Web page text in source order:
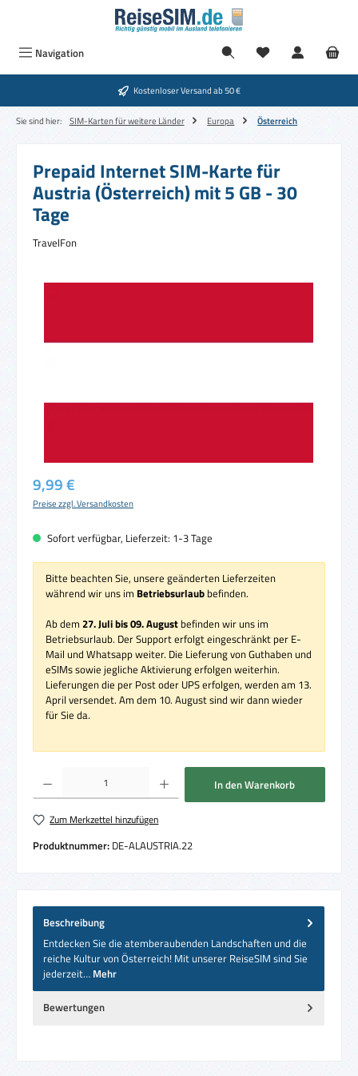
Zum Hauptinhalt springen
Navigation
Kostenloser Versand ab 50 €
Sie sind hier: SIM-Karten für weitere Länder Europa Österreich
Prepaid Internet SIM-Karte für
Austria (Österreich) mit 5 GB - 30
Tage
TravelFon
Regulärer Preis:
9,99 €
Preise zzgl. Versandkosten
Sofort verfügbar, Lieferzeit: 1-3 Tage
Bitte beachten Sie, unsere geänderten Lieferzeiten
während wir uns im Betriebsurlaub befinden.
Ab dem 27. Juli bis 09. August befinden wir uns im
Betriebsurlaub. Der Support erfolgt eingeschränkt per E-
Mail und Whatsapp weiter. Die Lieferung von Guthaben und
eSIMs sowie jegliche Aktivierung erfolgen weiterhin.
Lieferungen die per Post oder UPS erfolgen, werden am 13.
April versendet. Am dem 10. August sind wir dann wieder
für Sie da.
Produkt Anzahl: Gib den gewünschten Wert ein oder benutze die Schaltflächen um
In den Warenkorb
Zum Merkzettel hinzufügen
Produktnummer: DE-ALAUSTRIA.22
Beschreibung
Entdecken Sie die atemberaubenden Landschaften und die
reiche Kultur von Österreich! Mit unserer ReiseSIM sind Sie
jederzeit… Mehr
Bewertungen